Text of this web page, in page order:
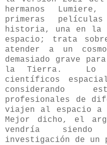
hermanos
primeras
historia, una en
espacio; trata
atender a un
demasiado grave
la Tierra. Lo
científicos
considerando
profesionales de
viajen al espacio a
Mejor dicho, el
vendría
investigación de un